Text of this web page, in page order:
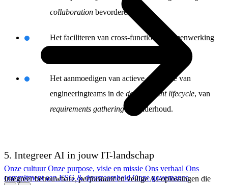
Onze cultuurOnze purpose, visie en missie Ons verhaal Ons
commitment aan ESG & duurzaamheidOnze governance
collaboration bevorderen.
Het faciliteren van cross-functionele samenwerking
Het aanmoedigen van actieve deelname van
engineeringteams in de development lifecycle, van
requirements gatheringtot onderhoud.
5. Integreer AI in jouw IT-landschap
Integreer betrouwbare,performanten veilige AI-oplossingen die